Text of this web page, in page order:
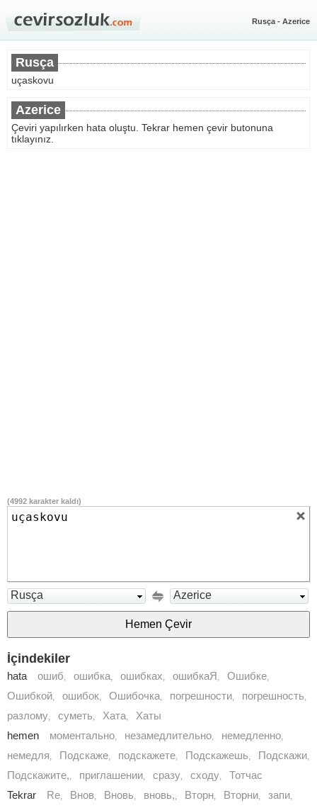
Rusça - Azerice
Rusça
uçaskovu
Azerice
Çeviri yapılırken hata oluştu. Tekrar hemen çevir butonuna
tıklayınız.
(4992 karakter kaldı)
Rusça Azerice
İçindekiler
hata ошиб, ошибка, ошибках, ошибкаЯ, Ошибке,
Ошибкой, ошибок, Ошибочка, погрешности, погрешность,
разлому, суметь, Хата, Хаты
hemen
моментально, незамедлительно, немедленно,
немедля, Подскаже, подскажете, Подскажешь, Подскажи,
Подскажите,, приглашении, сразу, сходу, Тотчас
Tekrar
Rе, Внов, Вновь, вновь,, Вторн, Вторни, запи,